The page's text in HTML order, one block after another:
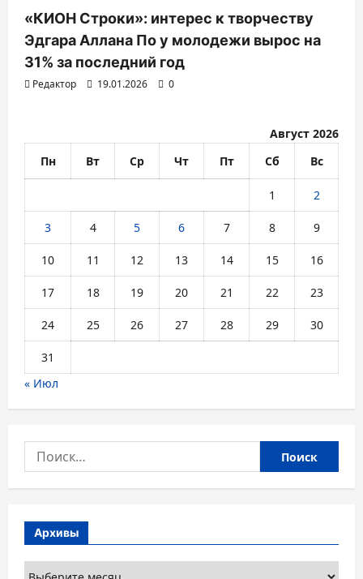
«КИОН Строки»: интерес к творчеству
Эдгара Аллана По у молодежи вырос на
31% за последний год
Редактор 19.01.2026 0
Август 2026
Пн
Вт Ср Чт Пт Сб Вс
1 2
3 4 5 6 7 8 9
10 11 12 13 14 15 16
17 18 19 20 21 22 23
24 25 26 27 28 29 30
31
« Июл
Найти:
Архивы
Архивы